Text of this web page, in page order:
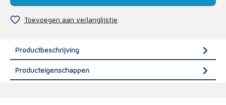
Toevoegen aan verlanglijstje
Productbeschrijving
Producteigenschappen